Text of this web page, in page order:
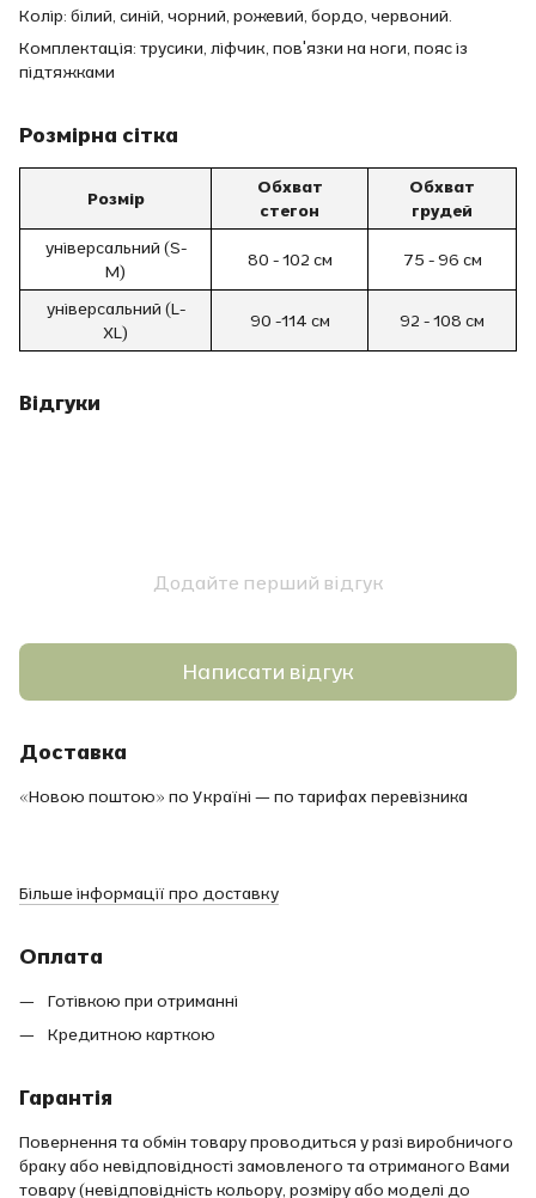
Колір: білий, синій, чорний, рожевий, бордо, червоний.
Комплектація: трусики, ліфчик, пов'язки на ноги, пояс із
підтяжками
Розмірна сітка
Розмір
Обхват
стегон
Обхват
грудей
універсальний (S-
M)
80 - 102 см 75 - 96 см
універсальний (L-
XL)
90 -114 см 92 - 108 см
Відгуки
Додайте перший відгук
Написати відгук
Доставка
«Новою поштою» по Україні — по тарифах перевізника
Більше інформації про доставку
Оплата
Готівкою при отриманні
Кредитною карткою
Гарантія
Повернення та обмін товару проводиться у разі виробничого
браку або невідповідності замовленого та отриманого Вами
товару (невідповідність кольору, розміру або моделі до